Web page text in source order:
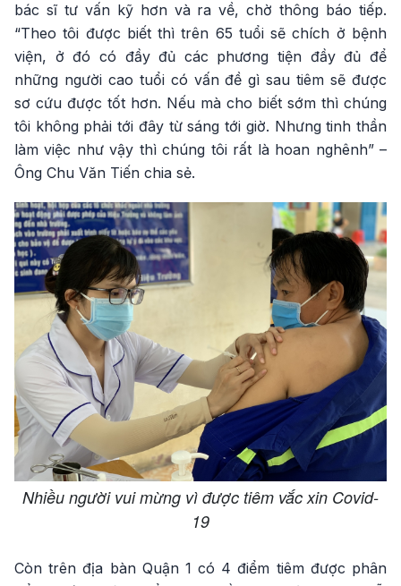
bác sĩ tư vấn kỹ hơn và ra về, chờ thông báo tiếp.
“Theo tôi được biết thì trên 65 tuổi sẽ chích ở bệnh
viện, ở đó có đầy đủ các phương tiện đầy đủ để
những người cao tuổi có vấn đề gì sau tiêm sẽ được
sơ cứu được tốt hơn. Nếu mà cho biết sớm thì chúng
tôi không phải tới đây từ sáng tới giờ. Nhưng tinh thần
làm việc như vậy thì chúng tôi rất là hoan nghênh” –
Ông Chu Văn Tiến chia sẻ.
Nhiều người vui mừng vì được tiêm vắc xin Covid-
19
Còn trên địa bàn Quận 1 có 4 điểm tiêm được phân